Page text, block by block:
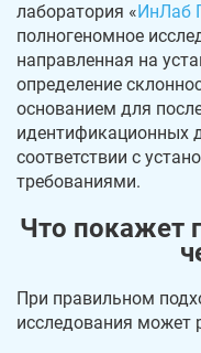
лаборатория « ИнЛаб
полногеномное
направленная на
определение
основанием для
идентификационных
соответствии с
требованиями.
Что покажет
При правильном
исследования может